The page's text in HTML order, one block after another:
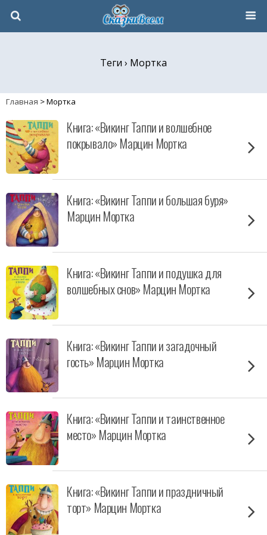
Теги › Мортка
Главная >Мортка
Книга: «Викинг Таппи и волшебное
покрывало» Марцин Мортка
Книга: «Викинг Таппи и большая буря»
Марцин Мортка
Книга: «Викинг Таппи и подушка для
волшебных снов» Марцин Мортка
Книга: «Викинг Таппи и загадочный
гость» Марцин Мортка
Книга: «Викинг Таппи и таинственное
место» Марцин Мортка
Книга: «Викинг Таппи и праздничный
торт» Марцин Мортка